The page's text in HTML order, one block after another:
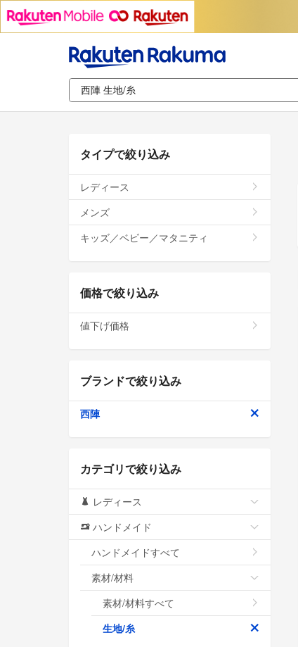
タイプで絞り込み
レディース
メンズ
キッズ／ベビー／マタニティ
価格で絞り込み
値下げ価格
ブランドで絞り込み
西陣
カテゴリで絞り込み
レディース
ハンドメイド
ハンドメイドすべて
素材/材料
素材/材料すべて
生地/糸